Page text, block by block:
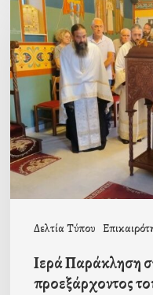
Δελτία Τύπου
Παράκληση
στον
οικισμό
Κατσαρού
προεξάρχοντος
του
Σεβ
Ιερά Παράκληση
προεξάρχοντος